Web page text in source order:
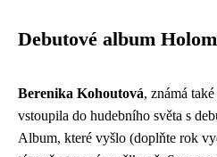
Debutové album
Berenika Kohoutová, známá
vstoupila do hudebního světa s
Album, které vyšlo (doplňte rok